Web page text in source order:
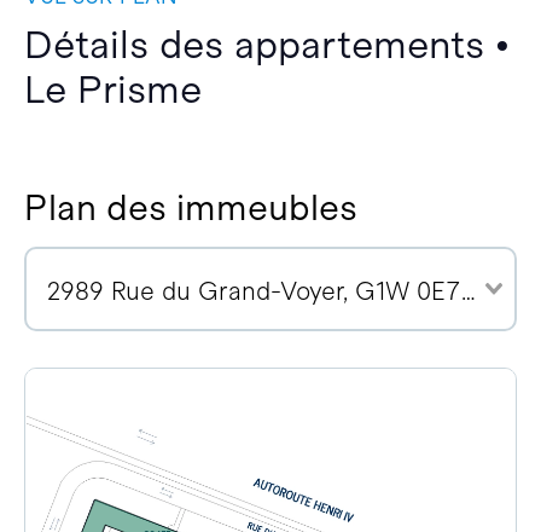
Détails des appartements •
Le Prisme
Plan des immeubles
2989 Rue du Grand-Voyer, G1W 0E7 (7)